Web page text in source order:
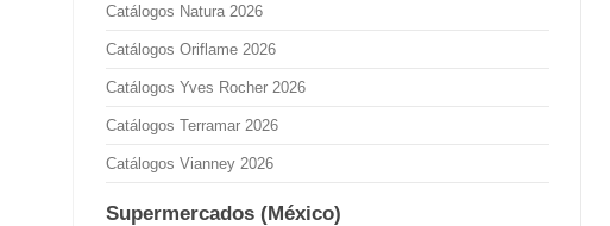
Catálogos Natura 2026
Catálogos Oriflame 2026
Catálogos Yves Rocher 2026
Catálogos Terramar 2026
Catálogos Vianney 2026
Supermercados (México)